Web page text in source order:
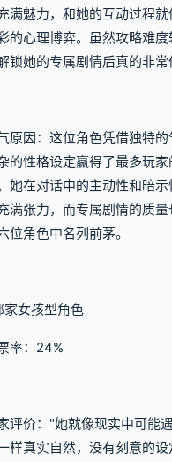
满魅力，和她的互动过程就
的心理博弈。虽然攻略难度
锁她的专属剧情后真的非常
原因：这位角色凭借独特的
的性格设定赢得了最多玩家
她在对话中的主动性和暗示
满张力，而专属剧情的质量
位角色中名列前茅。
家女孩型角色
率：24%
评价："她就像现实中可能
样真实自然，没有刻意的设